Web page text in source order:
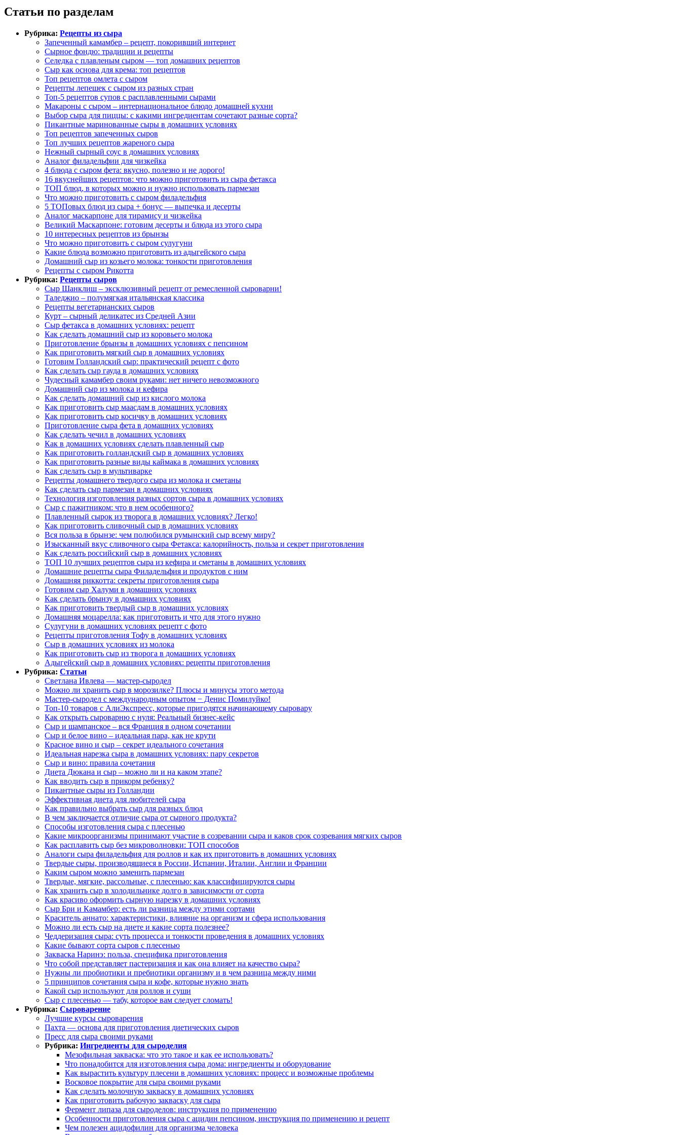
Статьи по разделам
Рубрика: Рецепты из сыра
Запеченный камамбер – рецепт, покоривший интернет
Сырное фондю: традиции и рецепты
Селедка с плавленым сыром — топ домашних рецептов
Сыр как основа для крема: топ рецептов
Топ рецептов омлета с сыром
Рецепты лепешек с сыром из разных стран
Топ-5 рецептов супов с расплавленными сырами
Макароны с сыром – интернациональное блюдо домашней кухни
Выбор сыра для пиццы: с какими ингредиентам сочетают разные сорта?
Пикантные маринованные сыры в домашних условиях
Топ рецептов запеченных сыров
Топ лучших рецептов жареного сыра
Нежный сырный соус в домашних условиях
Аналог филадельфии для чизкейка
4 блюда с сыром фета: вкусно, полезно и не дорого!
16 вкуснейших рецептов: что можно приготовить из сыра фетакса
ТОП блюд, в которых можно и нужно использовать пармезан
Что можно приготовить с сыром филадельфия
5 ТОПовых блюд из сыра + бонус — выпечка и десерты
Аналог маскарпоне для тирамису и чизкейка
Великий Маскарпоне: готовим десерты и блюда из этого сыра
10 интересных рецептов из брынзы
Что можно приготовить с сыром сулугуни
Какие блюда возможно приготовить из адыгейского сыра
Домашний сыр из козьего молока: тонкости приготовления
Рецепты с сыром Рикотта
Рубрика: Рецепты сыров
Сыр Шанклиш – эксклюзивный рецепт от ремесленной сыроварни!
Таледжио – полумягкая итальянская классика
Рецепты вегетарианских сыров
Курт – сырный деликатес из Средней Азии
Сыр фетакса в домашних условиях: рецепт
Как сделать домашний сыр из коровьего молока
Приготовление брынзы в домашних условиях с пепсином
Как приготовить мягкий сыр в домашних условиях
Готовим Голландский сыр: практический рецепт с фото
Как сделать сыр гауда в домашних условиях
Чудесный камамбер своим руками: нет ничего невозможного
Домашний сыр из молока и кефира
Как сделать домашний сыр из кислого молока
Как приготовить сыр маасдам в домашних условиях
Как приготовить сыр косичку в домашних условиях
Приготовление сыра фета в домашних условиях
Как сделать чечил в домашних условиях
Как в домашних условиях сделать плавленный сыр
Как приготовить голландский сыр в домашних условиях
Как приготовить разные виды каймака в домашних условиях
Как сделать сыр в мультиварке
Рецепты домашнего твердого сыра из молока и сметаны
Как сделать сыр пармезан в домашних условиях
Технология изготовления разных сортов сыра в домашних условиях
Сыр с пажитником: что в нем особенного?
Плавленный сырок из творога в домашних условиях? Легко!
Как приготовить сливочный сыр в домашних условиях
Вся польза в брынзе: чем полюбился румынский сыр всему миру?
Изысканный вкус сливочного сыра Фетакса: калорийность, польза и секрет приготовления
Как сделать российский сыр в домашних условиях
ТОП 10 лучших рецептов сыра из кефира и сметаны в домашних условиях
Домашние рецепты сыра Филадельфия и продуктов с ним
Домашняя риккотта: секреты приготовления сыра
Готовим сыр Халуми в домашних условиях
Как сделать брынзу в домашних условиях
Как приготовить твердый сыр в домашних условиях
Домашняя моцарелла: как приготовить и что для этого нужно
Сулугуни в домашних условиях рецепт с фото
Рецепты приготовления Тофу в домашних условиях
Сыр в домашних условиях из молока
Как приготовить сыр из творога в домашних условиях
Адыгейский сыр в домашних условиях: рецепты приготовления
Рубрика: Статьи
Светлана Ивлева — мастер-сыродел
Можно ли хранить сыр в морозилке? Плюсы и минусы этого метода
Мастер-сыродел с международным опытом − Денис Помилуйко!
Топ-10 товаров с АлиЭкспресс, которые пригодятся начинающему сыровару
Как открыть сыроварню с нуля: Реальный бизнес-кейс
Сыр и шампанское – вся Франция в одном сочетании
Сыр и белое вино – идеальная пара, как не крути
Красное вино и сыр – секрет идеального сочетания
Идеальная нарезка сыра в домашних условиях: пару секретов
Сыр и вино: правила сочетания
Диета Дюкана и сыр – можно ли и на каком этапе?
Как вводить сыр в прикорм ребенку?
Пикантные сыры из Голландии
Эффективная диета для любителей сыра
Как правильно выбрать сыр для разных блюд
В чем заключается отличие сыра от сырного продукта?
Способы изготовления сыра с плесенью
Какие микроорганизмы принимают участие в созревании сыра и каков срок созревания мягких сыров
Как расплавить сыр без микроволновки: ТОП способов
Аналоги сыра филадельфия для роллов и как их приготовить в домашних условиях
Твердые сыры, производящиеся в России, Испании, Италии, Англии и Франции
Каким сыром можно заменить пармезан
Твердые, мягкие, рассольные, с плесенью: как классифицируются сыры
Как хранить сыр в холодильнике долго в зависимости от сорта
Как красиво оформить сырную нарезку в домашних условиях
Сыр Бри и Камамбер: есть ли разница между этими сортами
Краситель аннато: характеристики, влияние на организм и сфера использования
Можно ли есть сыр на диете и какие сорта полезнее?
Чеддеризация сыра: суть процесса и тонкости проведения в домашних условиях
Какие бывают сорта сыров с плесенью
Закваска Наринэ: польза, специфика приготовления
Что собой представляет пастеризация и как она влияет на качество сыра?
Нужны ли пробиотики и пребиотики организму и в чем разница между ними
5 принципов сочетания сыра и кофе, которые нужно знать
Какой сыр используют для роллов и суши
Сыр с плесенью — табу, которое вам следует сломать!
Рубрика: Сыроварение
Лучшие курсы сыроварения
Пахта — основа для приготовления диетических сыров
Пресс для сыра своими руками
Рубрика: Ингредиенты для сыроделия
Мезофильная закваска: что это такое и как ее использовать?
Что понадобится для изготовления сыра дома: ингредиенты и оборудование
Как вырастить культуру плесени в домашних условиях: процесс и возможные проблемы
Восковое покрытие для сыра своими руками
Как сделать молочную закваску в домашних условиях
Как приготовить рабочую закваску для сыра
Фермент липаза для сыроделов: инструкция по применению
Особенности приготовления сыра с ацидин пепсином, инструкция по применению и рецепт
Чем полезен ацидофилин для организма человека